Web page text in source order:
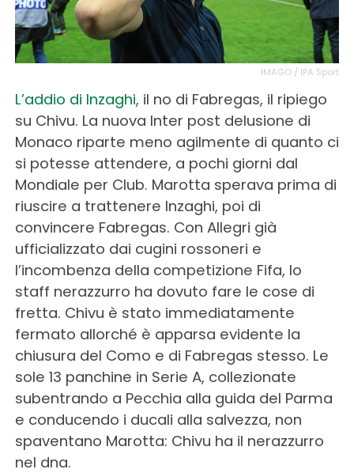
IMAGO / IPA Sport
L’addio di Inzaghi, il no di Fabregas, il ripiego
su Chivu. La nuova Inter post delusione di
Monaco riparte meno agilmente di quanto ci
si potesse attendere, a pochi giorni dal
Mondiale per Club. Marotta sperava prima di
riuscire a trattenere Inzaghi, poi di
convincere Fabregas. Con Allegri già
ufficializzato dai cugini rossoneri e
l’incombenza della competizione Fifa, lo
staff nerazzurro ha dovuto fare le cose di
fretta. Chivu è stato immediatamente
fermato allorché è apparsa evidente la
chiusura del Como e di Fabregas stesso. Le
sole 13 panchine in Serie A, collezionate
subentrando a Pecchia alla guida del Parma
e conducendo i ducali alla salvezza, non
spaventano Marotta: Chivu ha il nerazzurro
nel dna.